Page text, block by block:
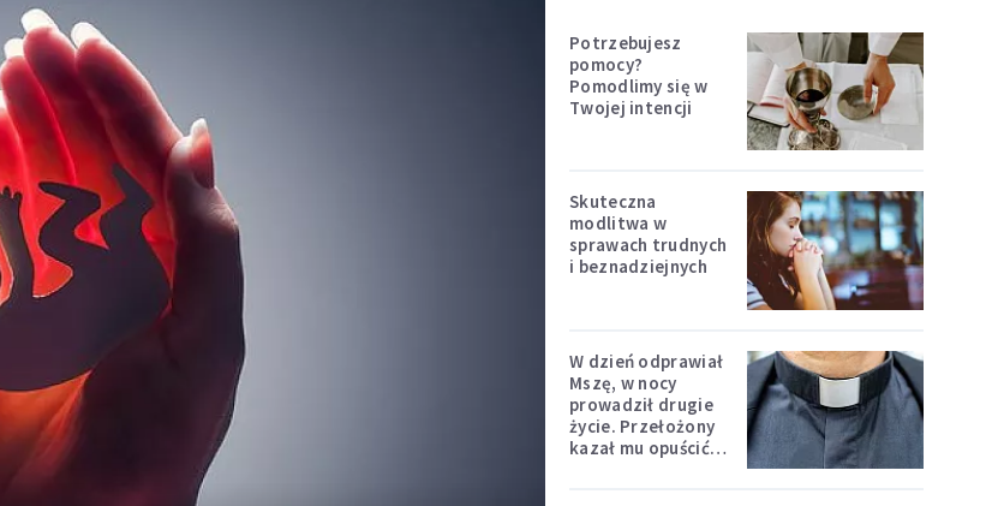
Potrzebujesz
pomocy?
Pomodlimy się w
Twojej intencji
Skuteczna
modlitwa w
sprawach trudnych
i beznadziejnych
W dzień odprawiał
Mszę, w nocy
prowadził drugie
życie. Przełożony
kazał mu opuścić